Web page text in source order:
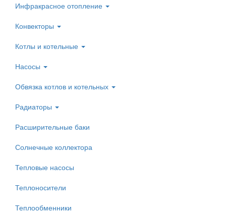
Инфракрасное отопление
Конвекторы
Котлы и котельные
Насосы
Обвязка котлов и котельных
Радиаторы
Расширительные баки
Солнечные коллектора
Тепловые насосы
Теплоносители
Теплообменники